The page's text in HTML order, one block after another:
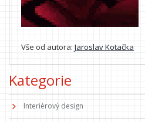
Vše od autora: Jaroslav Kotačka
Kategorie
Interiérový design